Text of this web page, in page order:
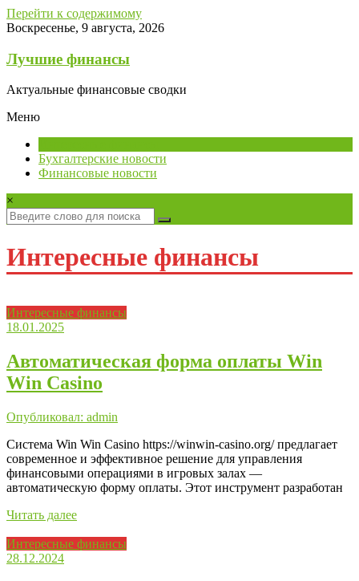
Перейти к содержимому
Воскресенье, 9 августа, 2026
Лучшие финансы
Актуальные финансовые сводки
Меню
Бухгалтерские новости
Финансовые новости
×
Интересные финансы
Интересные финансы
18.01.2025
Автоматическая форма оплаты Win
Win Casino
Опубликовал: admin
Система Win Win Casino https://winwin-casino.org/ предлагает
современное и эффективное решение для управления
финансовыми операциями в игровых залах —
автоматическую форму оплаты. Этот инструмент разработан
Читать далее
Интересные финансы
28.12.2024